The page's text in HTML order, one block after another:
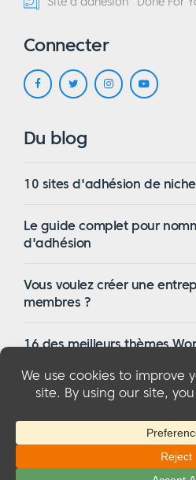
Connecter
Du blog
10 sites d'adhésion de
Le guide complet pour
d'adhésion
Vous voulez créer une
membres ?
16 des meilleurs thèmes
© 2026 MemberMouse, LLC
Conditions
Divulgation de la FTC